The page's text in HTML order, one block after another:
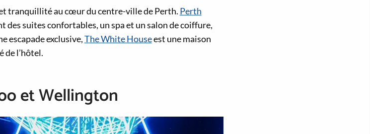
tranquillité au cœur du centre-ville de Perth. Perth
des suites confortables, un spa et un salon de coiffure,
escapade exclusive,The White Houseest une maison
de l’hôtel.
et Wellington